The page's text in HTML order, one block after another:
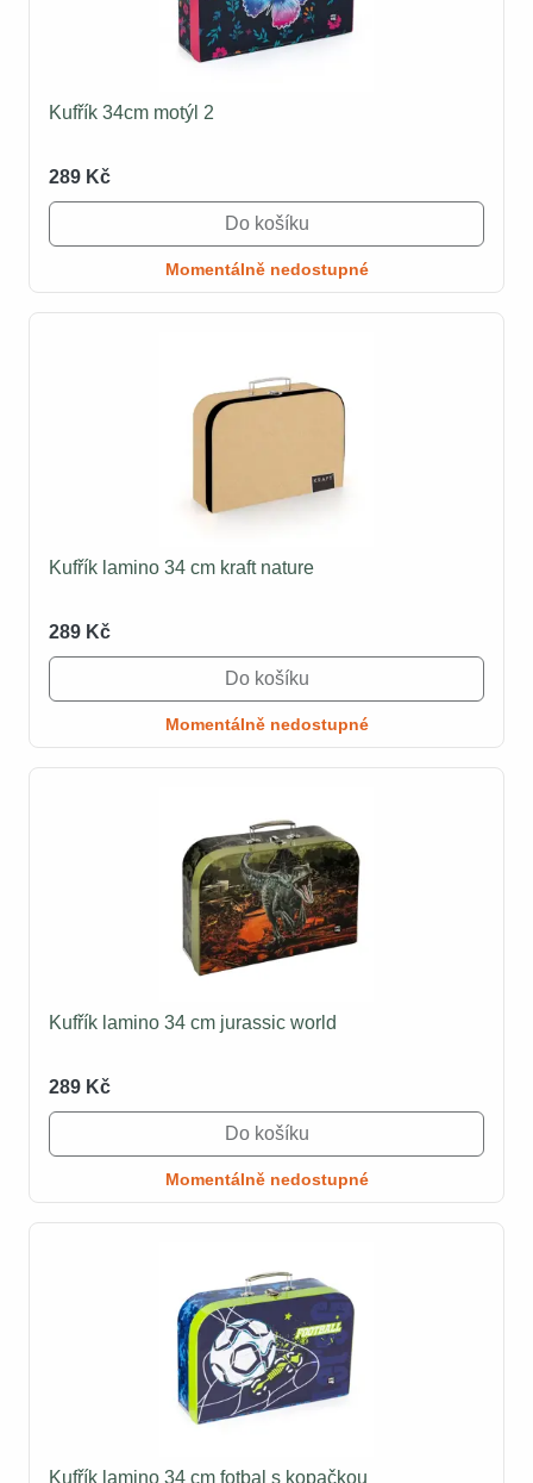
Kufřík 34cm motýl 2
289 Kč
Do košíku
Momentálně nedostupné
Kufřík lamino 34 cm kraft nature
289 Kč
Do košíku
Momentálně nedostupné
Kufřík lamino 34 cm jurassic world
289 Kč
Do košíku
Momentálně nedostupné
Kufřík lamino 34 cm fotbal s kopačkou